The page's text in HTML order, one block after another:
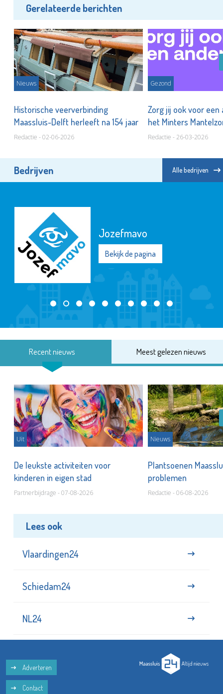
Gerelateerde berichten
Nieuws
Historische veerverbinding
Maassluis-Delft herleeft na 154 jaar
Redactie - 02-06-2026
Gezond
Zorg jij ook voor een
het Minters
Redactie - 26-03-2026
Bedrijven Alle bedrijven
Jozefmavo
Bekijk de pagina
Recent nieuws Meest gelezen nieuws
Uit
De leukste activiteiten voor
kinderen in eigen stad
Partnerbijdrage - 07-08-2026
Nieuws
Plantsoenen
problemen
Redactie - 06-08-2026
Lees ook
Vlaardingen24
Schiedam24
NL24
Adverteren
Contact